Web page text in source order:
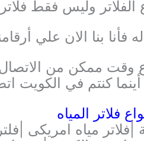
وليس فقط فلاتر
فأنا بنا الان علي
ممكن من الاتصال
كنتم في الكويت
فلاتر المياه